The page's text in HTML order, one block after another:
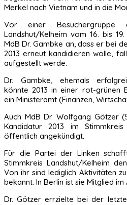
Merkel nach Vietnam und in die
Vor einer Besuchergruppe
Landshut/Kelheim vom 16. bis
MdB Dr. Gambke an, dass er bei
2013 erneut kandidieren wolle,
aufgestellt werde.
Dr. Gambke, ehemals
könnte 2013 in einer rot-grünen
ein Ministeramt (Finanzen,
Auch MdB Dr. Wolfgang Götzer
Kandidatur 2013 im
öffentlich angekündigt.
Für die Partei der Linken
Stimmkreis Landshut/Kelheim
Von ihr sind lediglich Aktivitäten
bekannt. In Berlin ist sie Mitglied im
Dr. Götzer errzielte bei der